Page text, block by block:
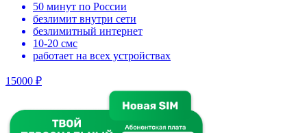
50 минут по России
безлимит внутри сети
безлимитный интернет
10-20 смс
работает на всех устройствах
15000 ₽